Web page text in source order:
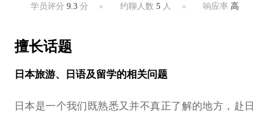
学员评分 9.3分 约聊人数 5人 响应率 高
擅长话题
日本旅游、日语及留学的相关问题
日本是一个我们既熟悉又并不真正了解的地方，赴日